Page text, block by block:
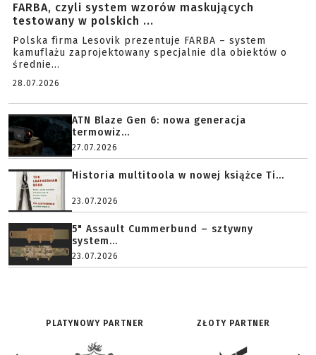
FARBA, czyli system wzorów maskujących
testowany w polskich ...
Polska firma Lesovik prezentuje FARBA – system
kamuflażu zaprojektowany specjalnie dla obiektów o
średnie...
28.07.2026
ATN Blaze Gen 6: nowa generacja
termowiz...
27.07.2026
Historia multitoola w nowej książce Ti...
23.07.2026
5" Assault Cummerbund – sztywny
system...
23.07.2026
PLATYNOWY PARTNER ZŁOTY PARTNER